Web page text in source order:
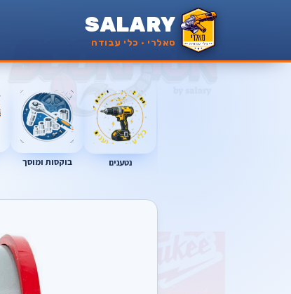
SALARY
סאלרי · כלי עבודה
נטענים בוקסות ומוסך